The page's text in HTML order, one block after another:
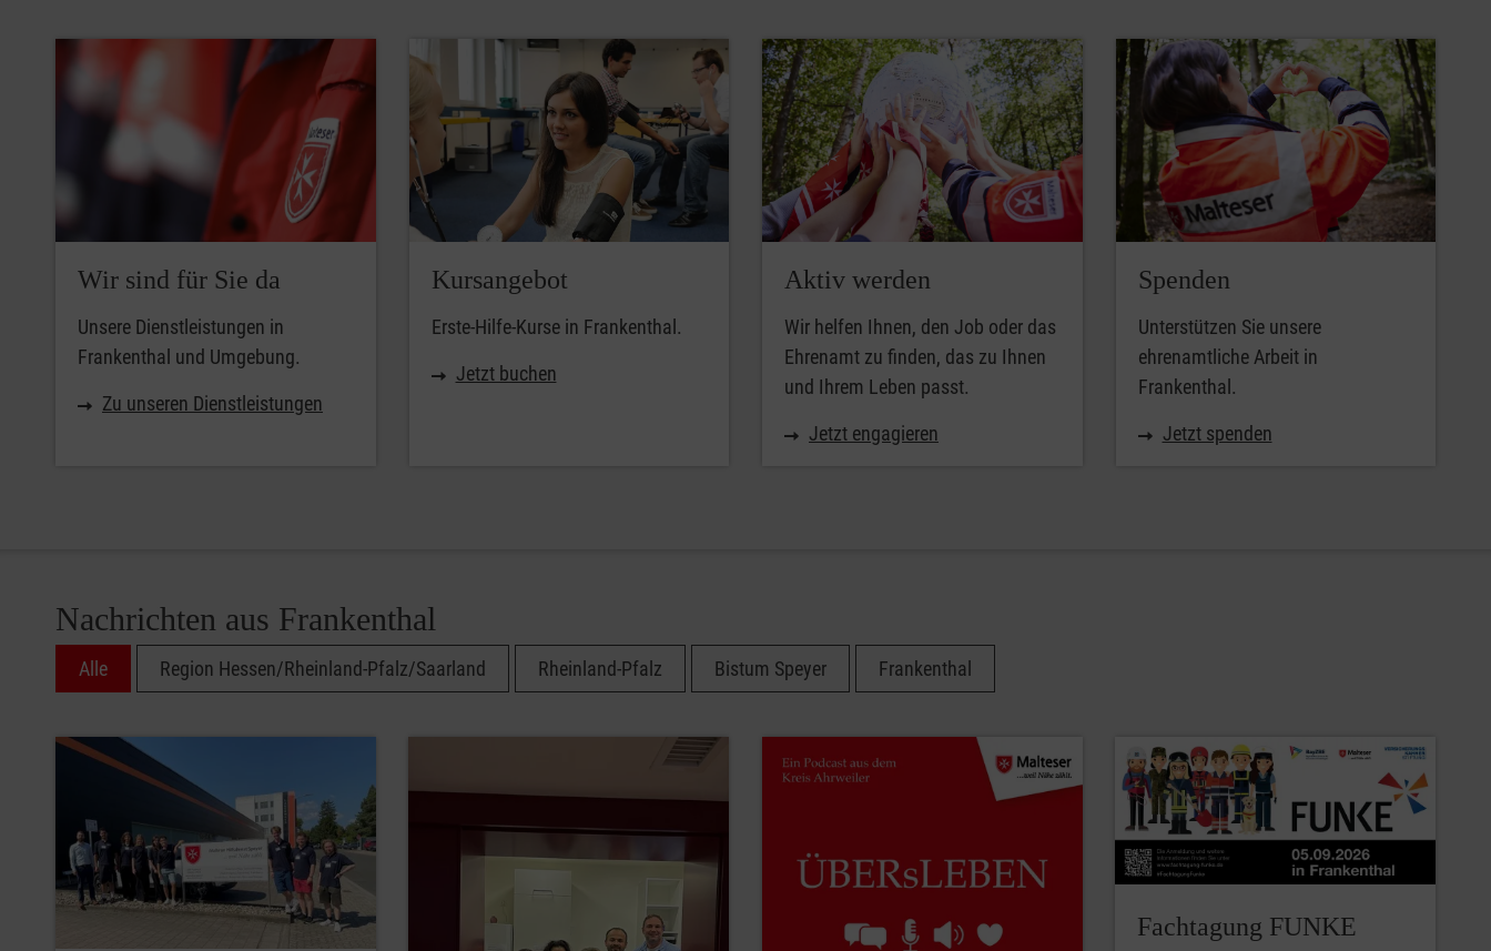
Wir sind für Sie da
Unsere Dienstleistungen in
Frankenthal und Umgebung.
Zu unseren Dienstleistungen
Kursangebot
Erste-Hilfe-Kurse in Frankenthal.
Jetzt buchen
Aktiv werden
Wir helfen Ihnen, den Job oder das
Ehrenamt zu finden, das zu Ihnen
und Ihrem Leben passt.
Jetzt engagieren
Spenden
Unterstützen Sie unsere
ehrenamtliche Arbeit in
Frankenthal.
Jetzt spenden
Nachrichten aus Frankenthal
Alle Region Hessen/Rheinland-Pfalz/Saarland Rheinland-Pfalz Bistum Speyer Frankenthal
Fachtagung FUNKE